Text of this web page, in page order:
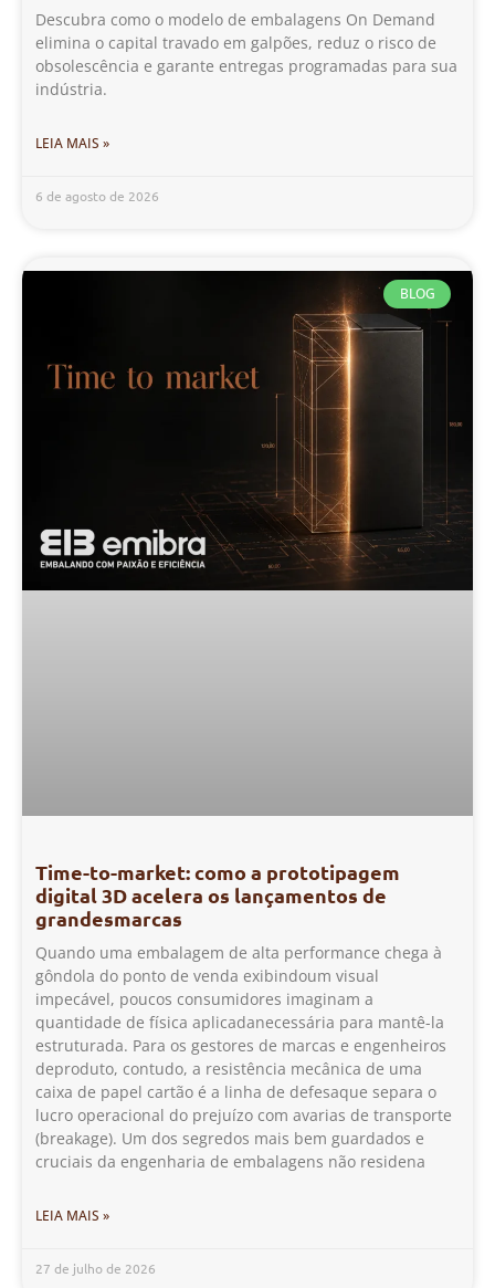
Descubra como o modelo de embalagens On Demand
elimina o capital travado em galpões, reduz o risco de
obsolescência e garante entregas programadas para sua
indústria.
LEIA MAIS »
6 de agosto de 2026
BLOG
Time-to-market: como a prototipagem
digital 3D acelera os lançamentos de
grandesmarcas
Quando uma embalagem de alta performance chega à
gôndola do ponto de venda exibindoum visual
impecável, poucos consumidores imaginam a
quantidade de física aplicadanecessária para mantê-la
estruturada. Para os gestores de marcas e engenheiros
deproduto, contudo, a resistência mecânica de uma
caixa de papel cartão é a linha de defesaque separa o
lucro operacional do prejuízo com avarias de transporte
(breakage). Um dos segredos mais bem guardados e
cruciais da engenharia de embalagens não residena
LEIA MAIS »
27 de julho de 2026